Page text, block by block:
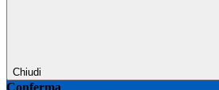
Chiudi